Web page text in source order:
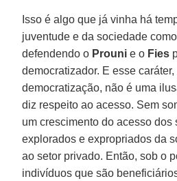
Isso é algo que já vinha há
juventude e da sociedade
defendendo o Prouni e o Fies
democratizador. E esse
democratização, não é uma
diz respeito ao acesso. Sem
um crescimento do acesso dos
explorados e expropriados da
ao setor privado. Então, sob o
indivíduos que são